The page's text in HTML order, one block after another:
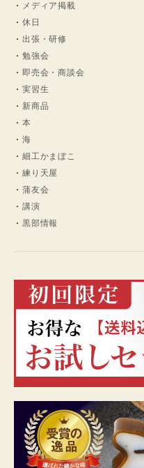
メディア掲載
休日
出張・研修
勉強会
即売会・商談会
実習生
新商品
本
海
細工かまぼこ
練り天屋
蒲友会
講演
黒部情報